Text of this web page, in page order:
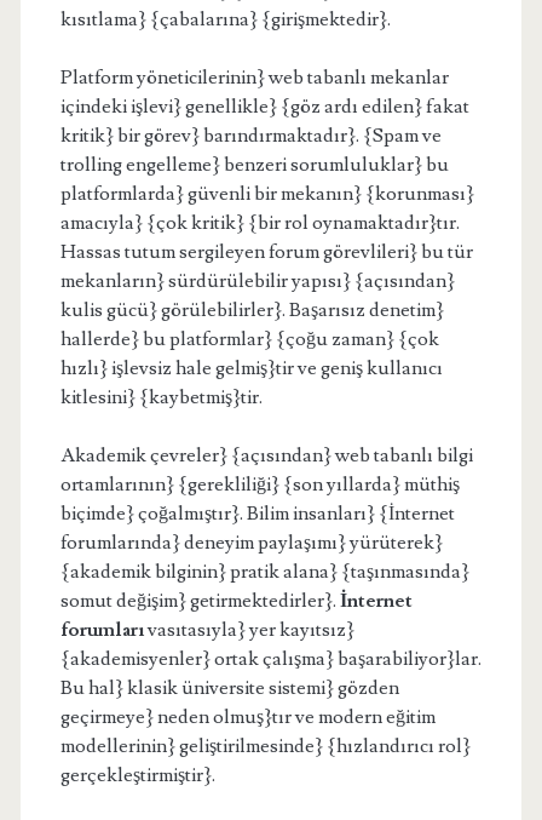
kısıtlama} {çabalarına} {girişmektedir}.
Platform yöneticilerinin} web tabanlı mekanlar
içindeki işlevi} genellikle} {göz ardı edilen} fakat
kritik} bir görev} barındırmaktadır}. {Spam ve
trolling engelleme} benzeri sorumluluklar} bu
platformlarda} güvenli bir mekanın} {korunması}
amacıyla} {çok kritik} {bir rol oynamaktadır}tır.
Hassas tutum sergileyen forum görevlileri} bu tür
mekanların} sürdürülebilir yapısı} {açısından}
kulis gücü} görülebilirler}. Başarısız denetim}
hallerde} bu platformlar} {çoğu zaman} {çok
hızlı} işlevsiz hale gelmiş}tir ve geniş kullanıcı
kitlesini} {kaybetmiş}tir.
Akademik çevreler} {açısından} web tabanlı bilgi
ortamlarının} {gerekliliği} {son yıllarda} müthiş
biçimde} çoğalmıştır}. Bilim insanları} {İnternet
forumlarında} deneyim paylaşımı} yürüterek}
{akademik bilginin} pratik alana} {taşınmasında}
somut değişim} getirmektedirler}. İnternet
forumlarıvasıtasıyla} yer kayıtsız}
{akademisyenler} ortak çalışma} başarabiliyor}lar.
Bu hal} klasik üniversite sistemi} gözden
geçirmeye} neden olmuş}tır ve modern eğitim
modellerinin} geliştirilmesinde} {hızlandırıcı rol}
gerçekleştirmiştir}.